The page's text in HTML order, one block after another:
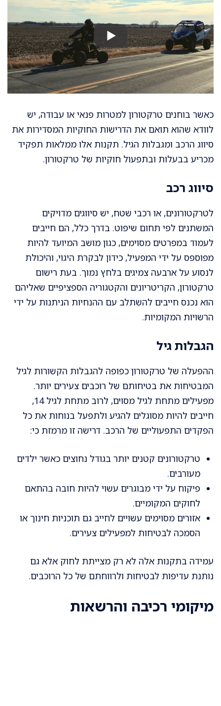
כאשר בוחנים טרקטורון למטרות פנאי או עבודה, יש
לוודא שהוא תואם את הדרישות החוקיות המסדירות את
סיווג הרכב ומגבלות הגיל. תקנות אלו ממלאות תפקיד
מכריע בבעלות ובתפעול חוקיות של טרקטורון.
סיווג רכב
לטרקטורונים, או רכבי שטח, יש סיווגים מדויקים
המשתנים לפי תחום שיפוט. בדרך כלל, הם חייבים
לעמוד במפרטים מסוימים, כגון מושב המיועד להיות
מפוספס על ידי המפעיל, כידון לבקרת היגוי, והיכולת
לנסוע על ארבעה צמיגים בלחץ נמוך. בעת רישום
טרקטורון, הקריטריונים והקטגוריה הספציפיים שאליהם
הוא נכנס חייבים להשתלב עם ההנחיות הניתנות על ידי
הרשויות המקומיות.
הגבלות גיל
ההפעלה של טרקטורון כפופה להגבלות הקשורות לגיל
המבטיחות את בטיחותם של רוכבים צעירים יותר.
מפעילים מתחת לגיל מסוים, לרוב מתחת לגיל 14,
חייבים להיות מסוגלים להגיע ולתפעל בנוחות את כל
הפקדים התפעוליים של הרכב. דרישה זו מרמזת כי:
טרקטורונים קטנים יותר בגודל נחוצים כאשר ילדים
מעורבים.
פיקוח על ידי מבוגרים עשוי להיות חובה בהתאם
לחוקים המקומיים.
אזורים מסוימים עשויים לחייב גם תוכניות חינוך או
הסמכה לבטיחות למפעילים צעירים.
עמידה בתקנות אלה לא רק מצייתת לחוק אלא גם
נותנת עדיפות לבטיחות ולרווחתם של כל הרוכבים.
מיקומי רכיבה והרשאות